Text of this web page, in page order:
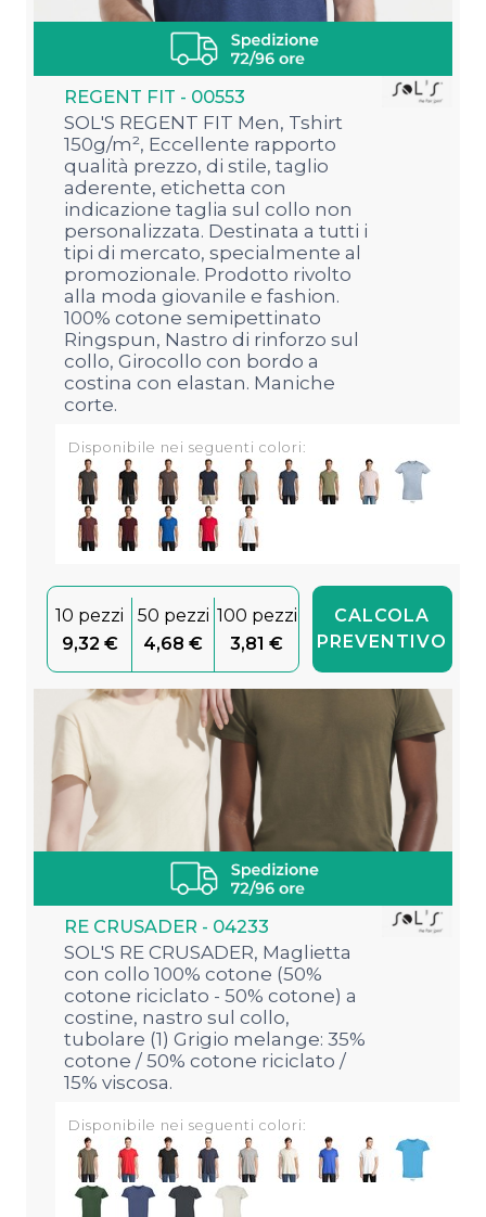
REGENT FIT - 00553
SOL'S REGENT FIT Men, Tshirt
150g/m², Eccellente rapporto
qualità prezzo, di stile, taglio
aderente, etichetta con
indicazione taglia sul collo non
personalizzata. Destinata a tutti i
tipi di mercato, specialmente al
promozionale. Prodotto rivolto
alla moda giovanile e fashion.
100% cotone semipettinato
Ringspun, Nastro di rinforzo sul
collo, Girocollo con bordo a
costina con elastan. Maniche
corte.
Disponibile nei seguenti colori:
10 pezzi
9,32 €
50 pezzi
4,68 €
100 pezzi
3,81 €
CALCOLA
PREVENTIVO
RE CRUSADER - 04233
SOL'S RE CRUSADER, Maglietta
con collo 100% cotone (50%
cotone riciclato - 50% cotone) a
costine, nastro sul collo,
tubolare (1) Grigio melange: 35%
cotone / 50% cotone riciclato /
15% viscosa.
Disponibile nei seguenti colori: